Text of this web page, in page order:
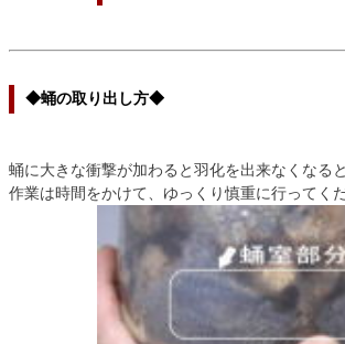
◆蛹の取り出し方◆
蛹に大きな衝撃が加わると羽化を出来なくなる
作業は時間をかけて、ゆっくり慎重に行ってくだ